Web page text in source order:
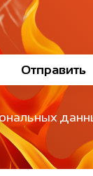
Отправить